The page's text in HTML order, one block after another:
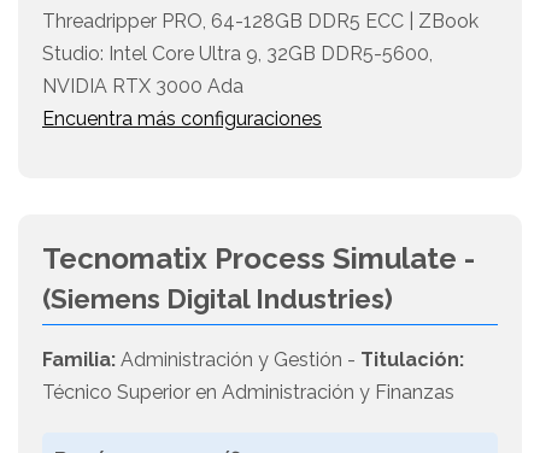
Threadripper PRO, 64-128GB DDR5 ECC | ZBook
Studio: Intel Core Ultra 9, 32GB DDR5-5600,
NVIDIA RTX 3000 Ada
Encuentra más configuraciones
Tecnomatix Process Simulate -
(Siemens Digital Industries)
Familia: Administración y Gestión - Titulación:
Técnico Superior en Administración y Finanzas